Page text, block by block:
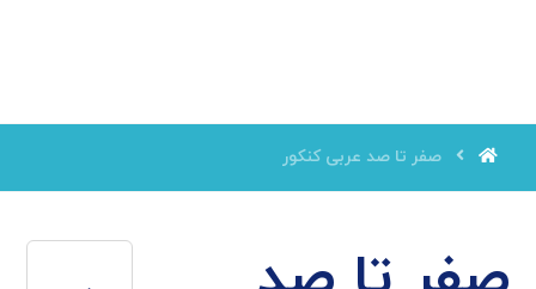
صفر تا صد عربی کنکور